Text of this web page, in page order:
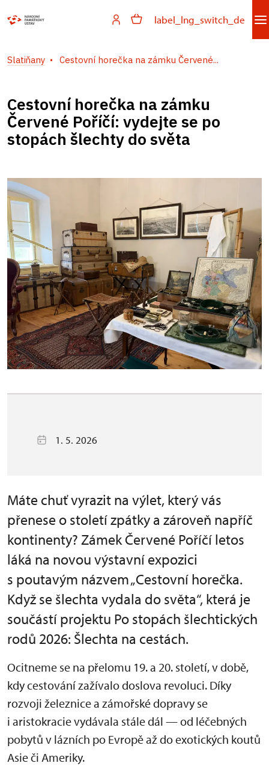
label_lng_switch_de
Slatiňany Cestovní horečka na zámku Červené...
Cestovní horečka na zámku
Červené Poříčí: vydejte se po
stopách šlechty do světa
1. 5. 2026
Máte chuť vyrazit na výlet, který vás
přenese o století zpátky a zároveň napříč
kontinenty? Zámek Červené Poříčí letos
láká na novou výstavní expozici
s poutavým názvem „Cestovní horečka.
Když se šlechta vydala do světa“, která je
součástí projektu Po stopách šlechtických
rodů 2026: Šlechta na cestách.
Ocitneme se na přelomu 19. a 20. století, v době,
kdy cestování zažívalo doslova revoluci. Díky
rozvoji železnice a zámořské dopravy se
i aristokracie vydávala stále dál — od léčebných
pobytů v lázních po Evropě až do exotických koutů
Asie či Ameriky.